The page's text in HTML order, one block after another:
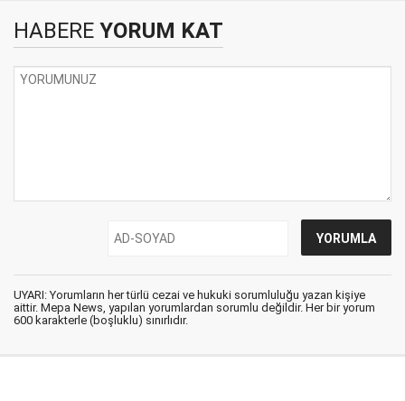
HABERE YORUM KAT
UYARI: Yorumların her türlü cezai ve hukuki sorumluluğu yazan kişiye
aittir. Mepa News, yapılan yorumlardan sorumlu değildir. Her bir yorum
600 karakterle (boşluklu) sınırlıdır.